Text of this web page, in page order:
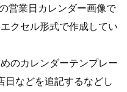
営業日カレンダー画像で
クセル形式で作成してい
のカレンダーテンプレー
日などを追記するなどし